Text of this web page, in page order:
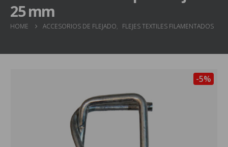
25 mm
HOME ACCESORIOS DE FLEJADO, FLEJES TEXTILES FILAMENTADOS
-5%